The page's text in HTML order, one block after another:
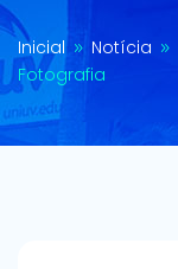
Inicial 9 Notícia 9
Fotografia